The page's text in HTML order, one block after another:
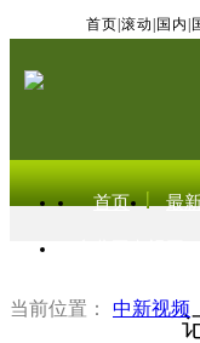
首页 滚动 国内
首页 最
当前位置： 中新视频